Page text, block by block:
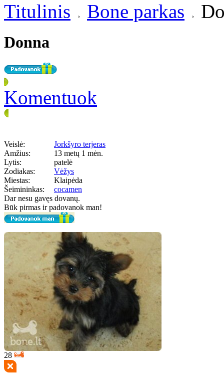
Titulinis Bone parkas
Donna
Komentuok
Veislė:
Jorkšyro terjeras
Amžius:
13 metų 1 mėn.
Lytis:
patelė
Zodiakas:
Vėžys
Miestas:
Klaipėda
Šeimininkas:
cocamen
Dar nesu gavęs dovanų.
Būk pirmas ir padovanok man!
28